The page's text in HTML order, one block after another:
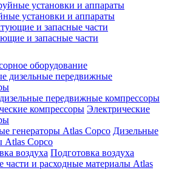
установки и аппараты
и запасные части
оборудование
передвижные компрессоры
Электрические
Дизельные
Atlas Copco
Подготовка воздуха